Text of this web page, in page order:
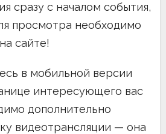
сразу с началом события,
просмотра необходимо
сайте!
в мобильной версии
интересующего вас
дополнительно
видеотрансляции — она